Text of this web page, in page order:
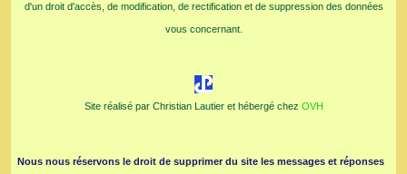
d'un droit d'accès, de modification, de rectification et de suppression des données
vous concernant.
Site réalisé par Christian Lautier et hébergé chez OVH
Nous nous réservons le droit de supprimer du site les messages et réponses